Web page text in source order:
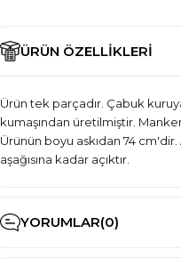
ÜRÜN ÖZELLIKLERI
Ürün tek parçadır. Çabuk
kumaşından üretilmiştir.
Ürünün boyu askıdan 74 cm'dir.
aşağısına kadar açıktır.
YORUMLAR(0)